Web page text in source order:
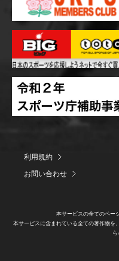
利用規約
お問い合わせ
本サービスの全てのペー
本サービスに含まれている全ての著作物を
ら